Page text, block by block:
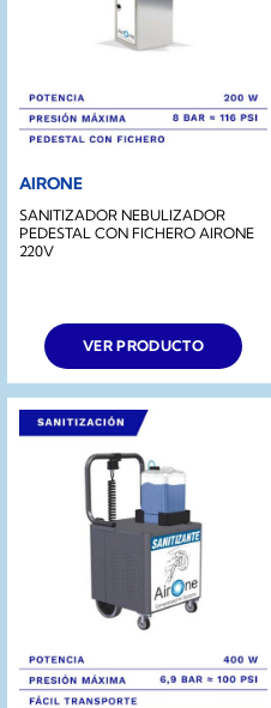
AIRONE
SANITIZADOR NEBULIZADOR
PEDESTAL CON FICHERO AIRONE
220V
VER PRODUCTO